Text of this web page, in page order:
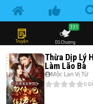
Truyện DS.Chương
331
Thừa Dịp Lý
Làm Lão Bà
Mộc Lan Vị Từ
0